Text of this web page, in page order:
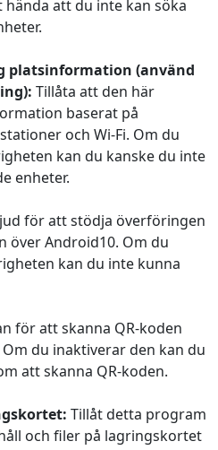
att du inte kan söka
platsinformation (använd
Tillåta att den här
baserat på
och Wi-Fi. Om du
kan du kanske du inte
enheter.
för att stödja överföringen
över Android10. Om du
kan du inte kunna
för att skanna QR-koden
du inaktiverar den kan du
att skanna QR-koden.
Tillåt detta program
och filer på lagringskortet